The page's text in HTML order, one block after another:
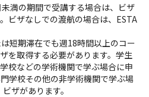
満の期間で受講する場合は、ビザ
ビザなしでの渡航の場合は、ESTA
短期滞在でも週18時間以上のコー
を取得する必要があります。学生
校などの学術機関で学ぶ場合に申
学校その他の非学術機関で学ぶ場
ザがあります。